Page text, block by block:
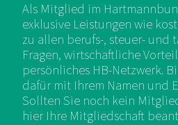
Als Mitglied im
exklusive Leistungen wie
zu allen berufs-, steuer- und
Fragen, wirtschaftliche
persönliches HB-Netzwerk.
dafür mit Ihrem Namen und
Sollten Sie noch kein
hier Ihre Mitgliedschaft